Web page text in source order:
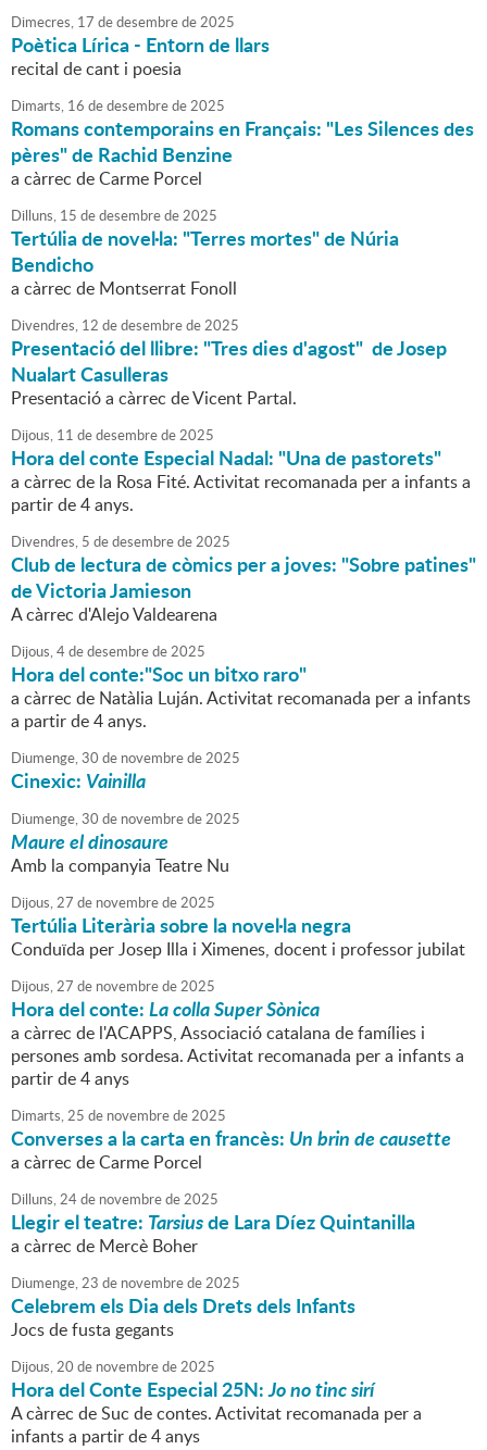
Dimecres, 17 dedesembrede2025
Poètica Lírica - Entorn de llars
recital de cant i poesia
Dimarts, 16 dedesembrede2025
Romans contemporains en Français: "Les Silences des
pères" de Rachid Benzine
a càrrec de Carme Porcel
Dilluns, 15 dedesembrede2025
Tertúlia de novel·la: "Terres mortes" de Núria
Bendicho
a càrrec de Montserrat Fonoll
Divendres, 12 dedesembrede2025
Presentació del llibre: "Tres dies d'agost" de Josep
Nualart Casulleras
Presentació a càrrec de Vicent Partal.
Dijous, 11 dedesembrede2025
Hora del conte Especial Nadal: "Una de pastorets"
a càrrec de la Rosa Fité. Activitat recomanada per a infants a
partir de 4 anys.
Divendres, 5 dedesembrede2025
Club de lectura de còmics per a joves: "Sobre patines"
de Victoria Jamieson
A càrrec d'Alejo Valdearena
Dijous,4dedesembrede2025
Hora del conte:"Soc un bitxo raro"
a càrrec de Natàlia Luján. Activitat recomanada per a infants
a partir de 4 anys.
Diumenge,30 de novembrede2025
Cinexic: Vainilla
Diumenge,30 de novembrede2025
Maure el dinosaure
Amb la companyia Teatre Nu
Dijous,27 de novembrede2025
Tertúlia Literària sobre la novel·la negra
Conduïda per Josep Illa i Ximenes, docent i professor jubilat
Dijous,27 de novembrede2025
Hora del conte:La colla Super Sònica
a càrrec de l'ACAPPS, Associació catalana de famílies i
persones amb sordesa. Activitat recomanada per a infants a
partir de 4 anys
Dimarts,25 de novembrede2025
Converses a la carta en francès: Un brin de causette
a càrrec de Carme Porcel
Dilluns,24de novembrede2025
Llegir el teatre: Tarsiusde Lara Díez Quintanilla
a càrrec de Mercè Boher
Diumenge,23 de novembrede2025
Celebrem els Dia dels Drets dels Infants
Jocs de fusta gegants
Dijous,20 de novembrede2025
Hora del Conte Especial 25N:Jo no tinc sirí
A càrrec de Suc de contes. Activitat recomanada per a
infants a partir de 4 anys